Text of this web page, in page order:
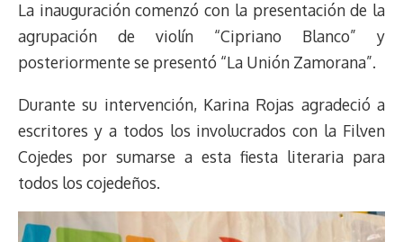
La inauguración comenzó con la presentación de la
agrupación de violín “Cipriano Blanco” y
posteriormente se presentó “La Unión Zamorana”.
Durante su intervención, Karina Rojas agradeció a
escritores y a todos los involucrados con la Filven
Cojedes por sumarse a esta fiesta literaria para
todos los cojedeños.